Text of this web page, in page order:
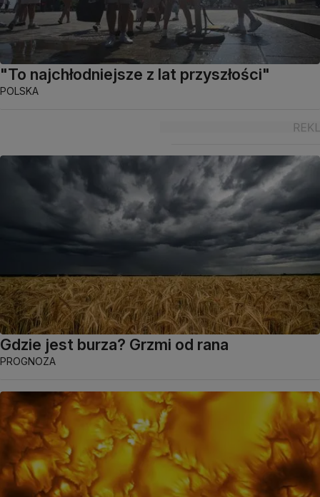
"To najchłodniejsze z lat przyszłości"
POLSKA
Gdzie jest burza? Grzmi od rana
PROGNOZA